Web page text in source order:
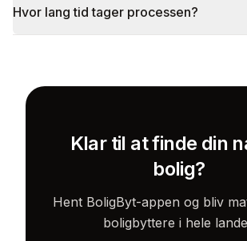
Hvor lang tid tager processen?
Klar til at finde din
bolig?
Hent BoligByt-appen og bliv
boligbyttere i hele